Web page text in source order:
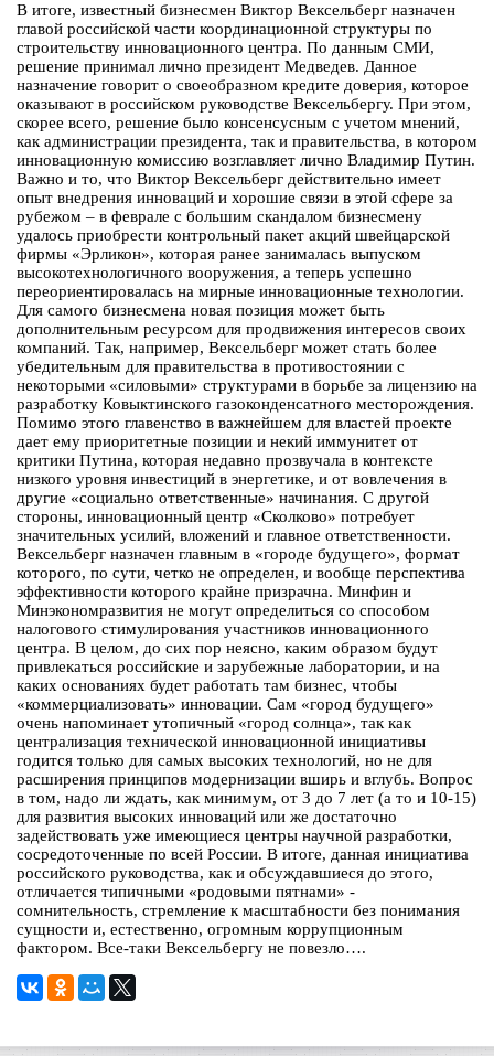
В итоге, известный бизнесмен Виктор Вексельберг назначен
главой российской части координационной структуры по
строительству инновационного центра. По данным СМИ,
решение принимал лично президент Медведев. Данное
назначение говорит о своеобразном кредите доверия, которое
оказывают в российском руководстве Вексельбергу. При этом,
скорее всего, решение было консенсусным с учетом мнений,
как администрации президента, так и правительства, в котором
инновационную комиссию возглавляет лично Владимир Путин.
Важно и то, что Виктор Вексельберг действительно имеет
опыт внедрения инноваций и хорошие связи в этой сфере за
рубежом – в феврале с большим скандалом бизнесмену
удалось приобрести контрольный пакет акций швейцарской
фирмы «Эрликон», которая ранее занималась выпуском
высокотехнологичного вооружения, а теперь успешно
переориентировалась на мирные инновационные технологии.
Для самого бизнесмена новая позиция может быть
дополнительным ресурсом для продвижения интересов своих
компаний. Так, например, Вексельберг может стать более
убедительным для правительства в противостоянии с
некоторыми «силовыми» структурами в борьбе за лицензию на
разработку Ковыктинского газоконденсатного месторождения.
Помимо этого главенство в важнейшем для властей проекте
дает ему приоритетные позиции и некий иммунитет от
критики Путина, которая недавно прозвучала в контексте
низкого уровня инвестиций в энергетике, и от вовлечения в
другие «социально ответственные» начинания. С другой
стороны, инновационный центр «Сколково» потребует
значительных усилий, вложений и главное ответственности.
Вексельберг назначен главным в «городе будущего», формат
которого, по сути, четко не определен, и вообще перспектива
эффективности которого крайне призрачна. Минфин и
Минэкономразвития не могут определиться со способом
налогового стимулирования участников инновационного
центра. В целом, до сих пор неясно, каким образом будут
привлекаться российские и зарубежные лаборатории, и на
каких основаниях будет работать там бизнес, чтобы
«коммерциализовать» инновации. Сам «город будущего»
очень напоминает утопичный «город солнца», так как
централизация технической инновационной инициативы
годится только для самых высоких технологий, но не для
расширения принципов модернизации вширь и вглубь. Вопрос
в том, надо ли ждать, как минимум, от 3 до 7 лет (а то и 10-15)
для развития высоких инноваций или же достаточно
задействовать уже имеющиеся центры научной разработки,
сосредоточенные по всей России. В итоге, данная инициатива
российского руководства, как и обсуждавшиеся до этого,
отличается типичными «родовыми пятнами» -
сомнительность, стремление к масштабности без понимания
сущности и, естественно, огромным коррупционным
фактором. Все-таки Вексельбергу не повезло….